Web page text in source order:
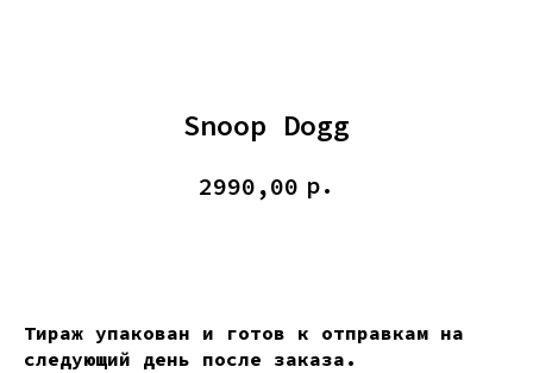
Snoop Dogg
2990,00 р.
Тираж упакован и готов к отправкам на
следующий день после заказа.